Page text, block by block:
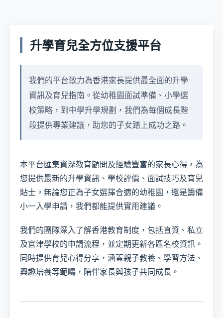
升學育兒全方位支援平台
我們的平台致力為香港家長提供最全面的升學
資訊及育兒指南。從幼稚園面試準備、小學選
校策略，到中學升學規劃，我們為每個成長階
段提供專業建議，助您的子女踏上成功之路。
本平台匯集資深教育顧問及經驗豐富的家長心得，為
您提供最新的升學資訊、學校評價、面試技巧及育兒
貼士。無論您正為子女選擇合適的幼稚園，還是籌備
小一入學申請，我們都能提供實用建議。
我們的團隊深入了解香港教育制度，包括直資、私立
及官津學校的申請流程，並定期更新各區名校資訊。
同時提供育兒心得分享，涵蓋親子教養、學習方法、
興趣培養等範疇，陪伴家長與孩子共同成長。